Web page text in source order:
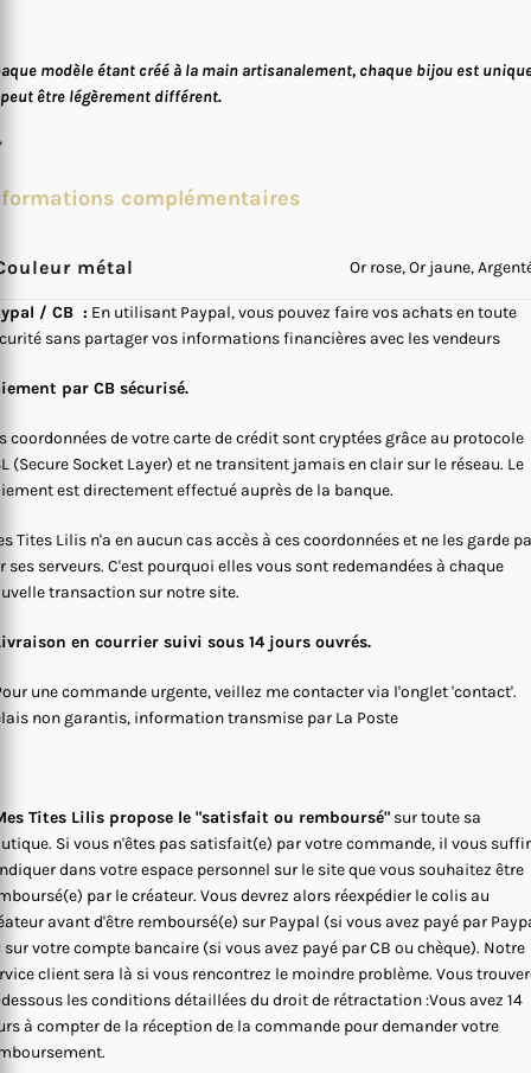
modèle étant créé à la main artisanalement, chaque bijou est
être légèrement différent.
complémentaires
métal Or rose, Or jaune,
/ CB : En utilisant Paypal, vous pouvez faire vos achats en toute
sans partager vos informations financières avec les vendeurs
par CB sécurisé.
coordonnées de votre carte de crédit sont cryptées grâce au protocole
(Secure Socket Layer) et ne transitent jamais en clair sur le réseau. Le
est directement effectué auprès de la banque.
Tites Lilis n'a en aucun cas accès à ces coordonnées et ne les garde
ses serveurs. C'est pourquoi elles vous sont redemandées à chaque
transaction sur notre site.
en courrier suivi sous 14 jours ouvrés.
une commande urgente, veillez me contacter via l'onglet 'contact'.
non garantis, information transmise par La Poste
Tites Lilis propose le "satisfait ou remboursé" sur toute sa
Si vous n'êtes pas satisfait(e) par votre commande, il vous
dans votre espace personnel sur le site que vous souhaitez être
par le créateur. Vous devrez alors réexpédier le colis au
avant d'être remboursé(e) sur Paypal (si vous avez payé par
sur votre compte bancaire (si vous avez payé par CB ou chèque). Notre
client sera là si vous rencontrez le moindre problème. Vous
les conditions détaillées du droit de rétractation :Vous avez 14
à compter de la réception de la commande pour demander votre